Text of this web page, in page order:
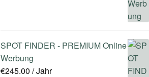
SPOT FINDER - PREMIUM Online
Werbung
€245.00 / Jahr